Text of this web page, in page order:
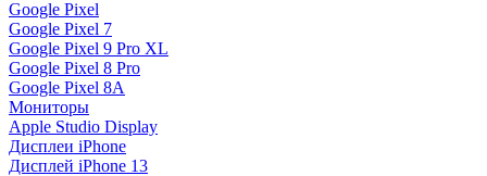
Google Pixel
Google Pixel 7
Google Pixel 9 Pro XL
Google Pixel 8 Pro
Google Pixel 8A
Мониторы
Apple Studio Display
Дисплеи iPhone
Дисплей iPhone 13